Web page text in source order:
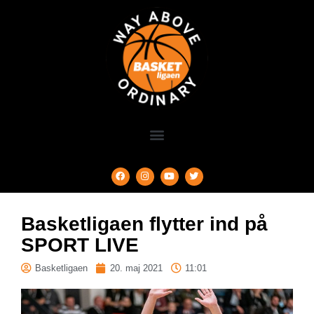
Basketligaen flytter ind på
SPORT LIVE
Basketligaen 20. maj 2021 11:01